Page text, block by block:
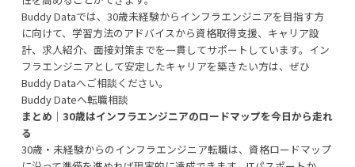
Buddy Dataでは、30歳未経験からインフラエンジニアを目指す方
に向けて、学習方法のアドバイスから資格取得支援、キャリア設
計、求人紹介、面接対策までを一貫してサポートしています。イン
フラエンジニアとして安定したキャリアを築きたい方は、ぜひ
Buddy Dataへご相談ください。
Buddy Dateへ転職相談
まとめ｜30歳はインフラエンジニアのロードマップを今日から走れ
る
30歳・未経験からのインフラエンジニア転職は、資格ロードマップ